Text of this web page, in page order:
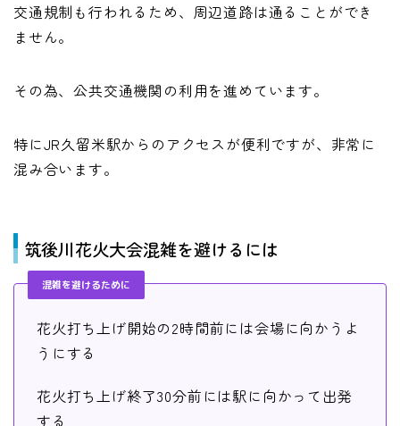
交通規制も行われるため、周辺道路は通ることができ
ません。
その為、公共交通機関の利用を進めています。
特にJR久留米駅からのアクセスが便利ですが、非常に
混み合います。
筑後川花火大会混雑を避けるには
混雑を避けるために
花火打ち上げ開始の2時間前には会場に向かうよ
うにする
花火打ち上げ終了30分前には駅に向かって出発
する